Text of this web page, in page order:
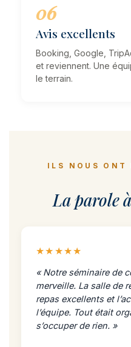
06
Avis excellents
Booking, Google,
et reviennent. Une
le terrain.
ILS NOUS ONT
La parole
★★★★★
« Notre séminaire de
merveille. La salle de
repas excellents et
l’équipe. Tout était
s’occuper de rien. »